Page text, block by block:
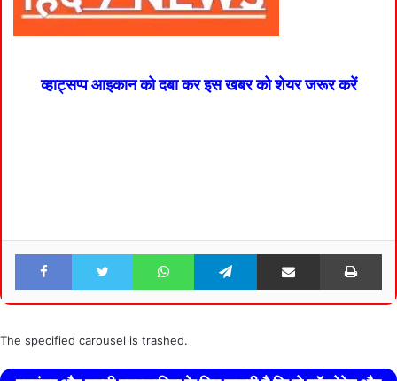
व्हाट्सप्प आइकान को दबा कर इस खबर को शेयर जरूर करें
Facebook Twitter WhatsApp Telegram Share via Email
The specified carousel is trashed.